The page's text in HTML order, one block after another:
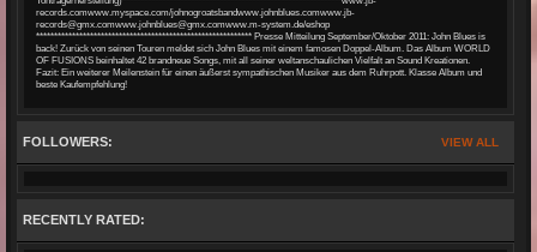
records.comwww.myspace.com/johnogroatsbandwww.johnblues.comwww.jb-
records@gmx.comwww.johnblues@gmx.comwww.m-system.de/eshop
************************************************************ Presse Mitteilung September/Oktober 2011: John Blues is
back! Zurück von seinen Touren meldet sich John Blues mit einem famosen Doppel-Album. Das Album WORLD
OF FUSIONS beinhaltet 42 brandneue Songs, mit all seiner weltanschaulichen Vielfalt an Sound Kreationen.
Fazit: Ein weiterer Meilenstein für einen äußerst sympathischen Musiker aus dem Ruhrpott. Klasse Album und
beste Kaufempfehlung!
VIEW ALL
FOLLOWERS:
RECENTLY RATED: